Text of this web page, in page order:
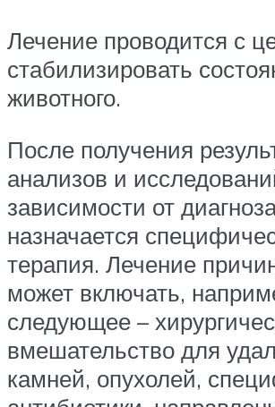
Лечение проводится с
стабилизировать
животного.
После получения
анализов и
зависимости от
назначается
терапия. Лечение
может включать,
следующее –
вмешательство для
камней, опухолей,